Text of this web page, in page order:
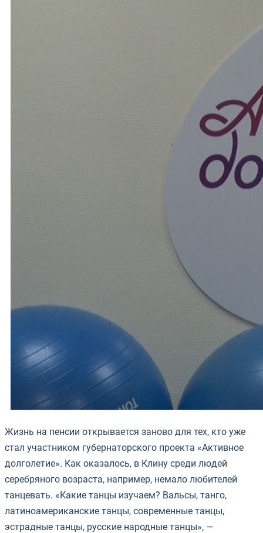
Жизнь на пенсии открывается заново для тех, кто уже
стал участником губернаторского проекта «Активное
долголетие». Как оказалось, в Клину среди людей
серебряного возраста, например, немало любителей
танцевать. «Какие танцы изучаем? Вальсы, танго,
латиноамериканские танцы, современные танцы,
эстрадные танцы, русские народные танцы», —